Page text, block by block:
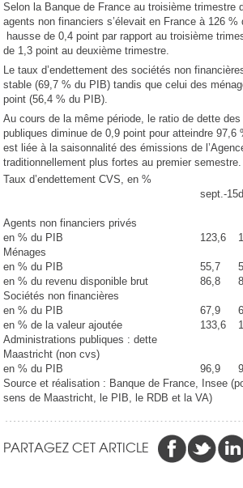
Selon la Banque de France au troisième trimestre
agents non financiers s’élevait en France à 126
hausse de 0,4 point par rapport au troisième
de 1,3 point au deuxième trimestre.
Le taux d’endettement des sociétés non
stable (69,7 % du PIB) tandis que celui des
point (56,4 % du PIB).
Au cours de la même période, le ratio de dette
publiques diminue de 0,9 point pour atteindre
est liée à la saisonnalité des émissions de
traditionnellement plus fortes au premier semestre.
Taux d’endettement CVS, en %
sept.-15
Agents non financiers privés
en % du PIB
123,6
Ménages
en % du PIB
55,7
en % du revenu disponible brut
86,8
Sociétés non financières
en % du PIB
67,9
en % de la valeur ajoutée
133,6
Administrations publiques : dette
Maastricht (non cvs)
en % du PIB
96,9
Source et réalisation : Banque de France, Insee
sens de Maastricht, le PIB, le RDB et la VA)
PARTAGEZ CET ARTICLE